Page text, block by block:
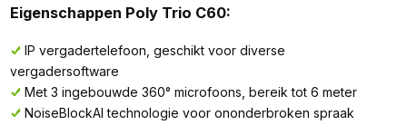
Eigenschappen Poly Trio C60:
IP vergadertelefoon, geschikt voor diverse
vergadersoftware
Met 3 ingebouwde 360° microfoons, bereik tot 6 meter
NoiseBlockAI technologie voor ononderbroken spraak